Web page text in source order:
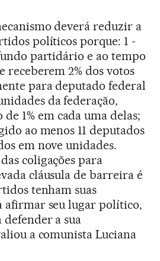
deverá reduzir a
políticos porque: 1 -
partidário e ao tempo
receberem 2% dos votos
para deputado federal
da federação,
1% em cada uma delas;
ao menos 11 deputados
em nove unidades.
coligações para
cláusula de barreira é
tenham suas
afirmar seu lugar político,
a sua
a comunista Luciana